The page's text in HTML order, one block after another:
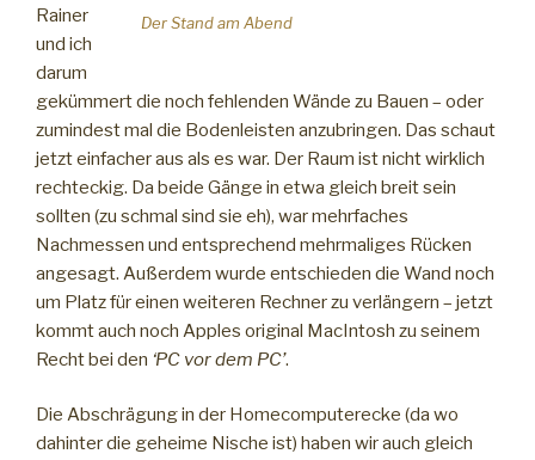
Der Stand am Abend
Rainer
und ich
darum
gekümmert die noch fehlenden Wände zu Bauen – oder
zumindest mal die Bodenleisten anzubringen. Das schaut
jetzt einfacher aus als es war. Der Raum ist nicht wirklich
rechteckig. Da beide Gänge in etwa gleich breit sein
sollten (zu schmal sind sie eh), war mehrfaches
Nachmessen und entsprechend mehrmaliges Rücken
angesagt. Außerdem wurde entschieden die Wand noch
um Platz für einen weiteren Rechner zu verlängern – jetzt
kommt auch noch Apples original MacIntosh zu seinem
Recht bei den ‘PC vor dem PC’.
Die Abschrägung in der Homecomputerecke (da wo
dahinter die geheime Nische ist) haben wir auch gleich